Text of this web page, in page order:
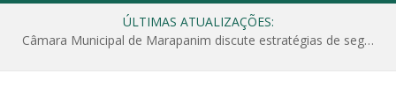
ÚLTIMAS ATUALIZAÇÕES:
Câmara Municipal de Marapanim discute estratégias de segurança com autoridades e poder executivo